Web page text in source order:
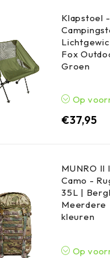
Klapstoel -
Fox
Groen
Op
€37,95
MUNRO II
Camo -
35L |
Meerdere
kleuren
Op